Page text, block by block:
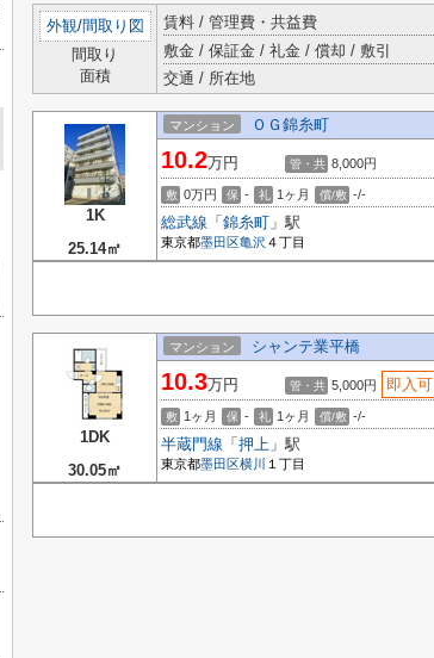
外観/間取り図
間取り
面積
賃料 / 管理費・共益費
敷金 / 保証金 / 礼金 / 償却 / 敷引
交通 / 所在地
1K
25.14㎡
マンション ＯＧ錦糸町
10.2万円 管・共 8,000円
敷 0万円 保 - 礼 1ヶ月 償/敷 -/-
総武線 「 錦糸町 」駅
東京都墨田区亀沢 ４丁目
1DK
30.05㎡
マンション シャンテ業平橋
10.3万円 管・共 5,000円 即入可
敷 1ヶ月 保 - 礼 1ヶ月 償/敷 -/-
半蔵門線 「 押上 」駅
東京都墨田区横川 １丁目